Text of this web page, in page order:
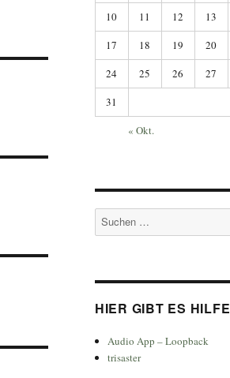
10 11 12 13
17
18 19 20
24
25 26 27
31
« Okt.
Suchen
nach:
HIER GIBT ES HILFE
Audio App – Loopback
trisaster